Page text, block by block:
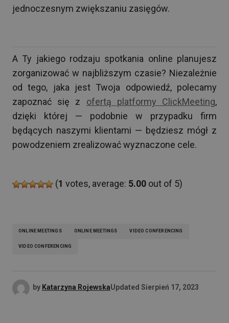
jednoczesnym zwiększaniu zasięgów.
A Ty jakiego rodzaju spotkania online planujesz
zorganizować w najbliższym czasie? Niezależnie
od tego, jaka jest Twoja odpowiedź, polecamy
zapoznać się z ofertą platformy ClickMeeting,
dzięki której — podobnie w przypadku firm
będących naszymi klientami — będziesz mógł z
powodzeniem zrealizować wyznaczone cele.
(1 votes, average: 5.00 out of 5)
ONLINE MEETINGS ONLINE MEETINGS VIDEO CONFERENCING
VIDEO CONFERENCING
by Katarzyna RojewskaUpdated Sierpień 17, 2023